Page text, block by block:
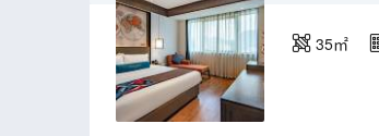
35㎡